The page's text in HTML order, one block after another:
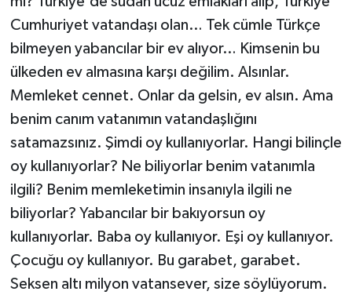
Cumhuriyet vatandaşı olan… Tek cümle Türkçe
bilmeyen yabancılar bir ev alıyor… Kimsenin bu
ülkeden ev almasına karşı değilim. Alsınlar.
Memleket cennet. Onlar da gelsin, ev alsın. Ama
benim canım vatanımın vatandaşlığını
satamazsınız. Şimdi oy kullanıyorlar. Hangi bilinçle
oy kullanıyorlar? Ne biliyorlar benim vatanımla
ilgili? Benim memleketimin insanıyla ilgili ne
biliyorlar? Yabancılar bir bakıyorsun oy
kullanıyorlar. Baba oy kullanıyor. Eşi oy kullanıyor.
Çocuğu oy kullanıyor. Bu garabet, garabet.
Seksen altı milyon vatansever, size söylüyorum.